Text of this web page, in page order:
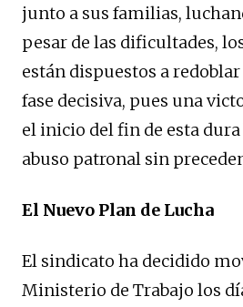
junto a sus familias,
pesar de las dificultades,
están dispuestos a
fase decisiva, pues una
el inicio del fin de esta
abuso patronal sin
El Nuevo Plan de Lucha
El sindicato ha decidido
Ministerio de Trabajo los